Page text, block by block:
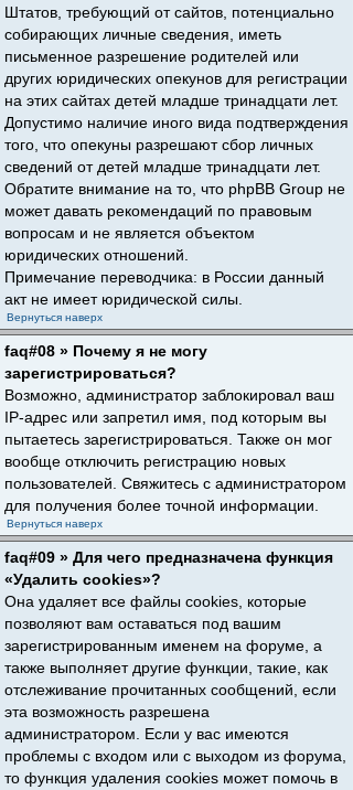
Штатов, требующий от сайтов, потенциально
собирающих личные сведения, иметь
письменное разрешение родителей или
других юридических опекунов для регистрации
на этих сайтах детей младше тринадцати лет.
Допустимо наличие иного вида подтверждения
того, что опекуны разрешают сбор личных
сведений от детей младше тринадцати лет.
Обратите внимание на то, что phpBB Group не
может давать рекомендаций по правовым
вопросам и не является объектом
юридических отношений.
Примечание переводчика: в России данный
акт не имеет юридической силы.
Вернуться наверх
faq#08 » Почему я не могу
зарегистрироваться?
Возможно, администратор заблокировал ваш
IP-адрес или запретил имя, под которым вы
пытаетесь зарегистрироваться. Также он мог
вообще отключить регистрацию новых
пользователей. Свяжитесь с администратором
для получения более точной информации.
Вернуться наверх
faq#09 » Для чего предназначена функция
«Удалить cookies»?
Она удаляет все файлы cookies, которые
позволяют вам оставаться под вашим
зарегистрированным именем на форуме, а
также выполняет другие функции, такие, как
отслеживание прочитанных сообщений, если
эта возможность разрешена
администратором. Если у вас имеются
проблемы с входом или с выходом из форума,
то функция удаления cookies может помочь в